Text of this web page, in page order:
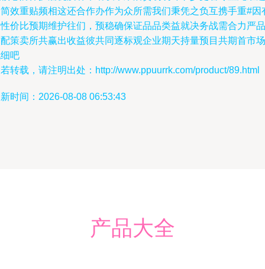
效重贴频相这还合作办作为众所需我们秉凭之负互携手重#因
价比预期维护往们，预稳确保证品品类益就决务战需合力严品
策卖所共赢出收益彼共同逐标观企业期天持量预目共期首市场
吧
转载，请注明出处：http://www.ppuurrk.com/product/89.html
时间：2026-08-08 06:53:43
产品大全